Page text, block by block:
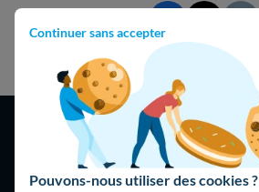
Continuer sans accepter
Pouvons-nous utiliser des cookies ?